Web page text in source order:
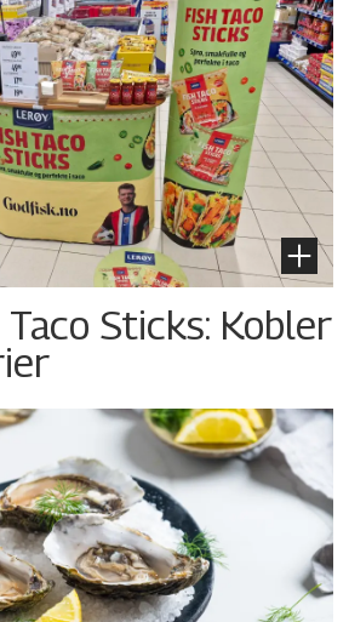
Sticks: Kobler